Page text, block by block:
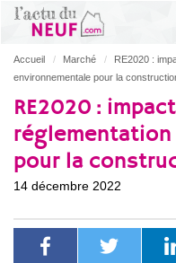
Accueil Marché
RE2020 :
environnementale pour la
RE2020 :
pour la
14 décembre 2022